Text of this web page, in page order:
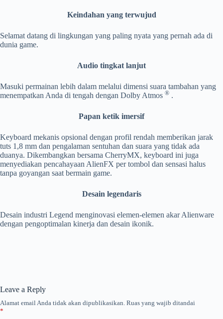
Keindahan yang terwujud
Selamat datang di lingkungan yang paling nyata yang pernah ada di
dunia game.
Audio tingkat lanjut
Masuki permainan lebih dalam melalui dimensi suara tambahan yang
menempatkan Anda di tengah dengan Dolby Atmos ® .
Papan ketik imersif
Keyboard mekanis opsional dengan profil rendah memberikan jarak
tuts 1,8 mm dan pengalaman sentuhan dan suara yang tidak ada
duanya. Dikembangkan bersama CherryMX, keyboard ini juga
menyediakan pencahayaan AlienFX per tombol dan sensasi halus
tanpa goyangan saat bermain game.
Desain legendaris
Desain industri Legend menginovasi elemen-elemen akar Alienware
dengan pengoptimalan kinerja dan desain ikonik.
Leave a Reply
Alamat email Anda tidak akan dipublikasikan. Ruas yang wajib ditandai
*